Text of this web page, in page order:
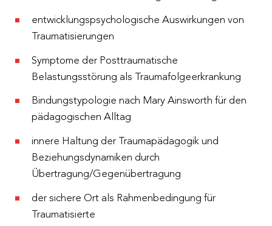
entwicklungspsychologische Auswirkungen von
Traumatisierungen
Symptome der Posttraumatische
Belastungsstörung als Traumafolgeerkrankung
Bindungstypologie nach Mary Ainsworth für den
pädagogischen Alltag
innere Haltung der Traumapädagogik und
Beziehungsdynamiken durch
Übertragung/Gegenübertragung
der sichere Ort als Rahmenbedingung für
Traumatisierte